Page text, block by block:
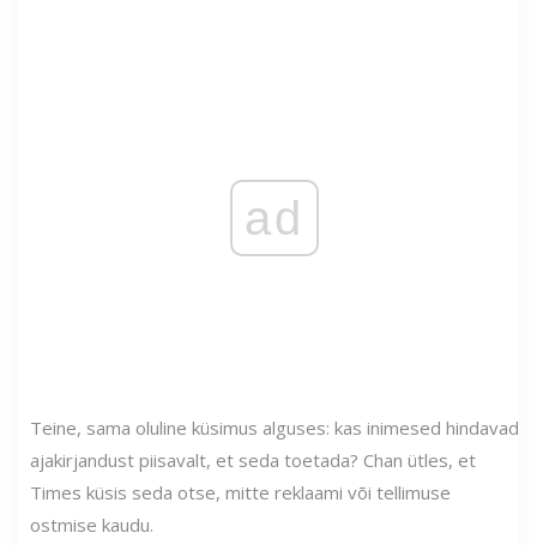
ad
Teine, sama oluline küsimus alguses: kas inimesed hindavad
ajakirjandust piisavalt, et seda toetada? Chan ütles, et
Times küsis seda otse, mitte reklaami või tellimuse
ostmise kaudu.